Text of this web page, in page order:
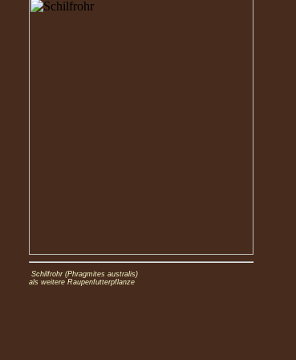
Schilfrohr (Phragmites australis)
als weitere Raupenfutterpflanze